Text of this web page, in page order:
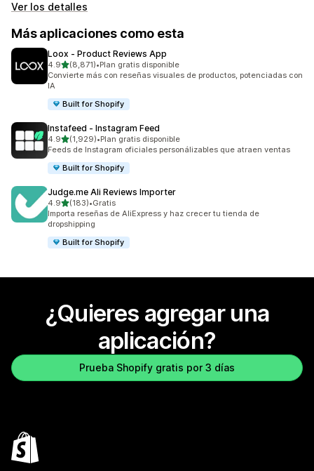
Ver los detalles
Más aplicaciones como esta
Loox ‑ Product Reviews App
4.9de 5 estrellas
(8,871)
8871 reseñas en total
•Plan gratis disponible
Convierte más con reseñas visuales de productos, potenciadas con
IA
Built for Shopify
Instafeed ‑ Instagram Feed
4.9de 5 estrellas
(1,929)
1929 reseñas en total
•Plan gratis disponible
Feeds de Instagram oficiales personálizables que atraen ventas
Built for Shopify
Judge.me Ali Reviews Importer
4.9de 5 estrellas
(183)
183 reseñas en total
•Gratis
Importa reseñas de AliExpress y haz crecer tu tienda de
dropshipping
Built for Shopify
¿Quieres agregar una
aplicación?
Prueba Shopify gratis por 3 días